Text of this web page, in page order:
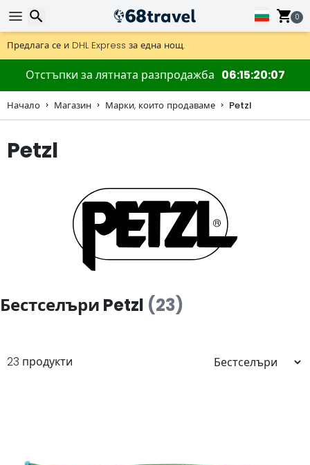
0
Получете безплатна доставка при поръчки над 59 €.
Предлага се и DHL Express за една нощ.
30 дни за връщане, 90 дни за дървени карти и декорации.
Отстъпки за лятната разпродажба 06152006
Начало Магазин Марки, които продаваме Petzl
Petzl
Бестселъри Petzl (23)
23 продукти
Търсене